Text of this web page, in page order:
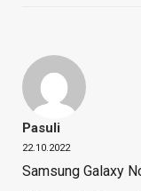
Pasuli
22.10.2022
Samsung Galaxy